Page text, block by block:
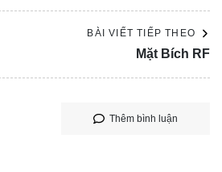
BÀI VIẾT TIẾP THEO
Mặt Bích RF
Thêm bình luận